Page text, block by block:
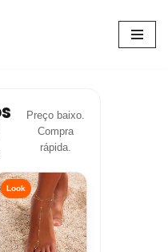
Preço baixo.
Compra
rápida.
Look